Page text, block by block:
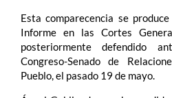
Esta comparecencia se
Informe en las Cortes
posteriormente defendido
Congreso-Senado de
Pueblo, el pasado 19 de mayo.